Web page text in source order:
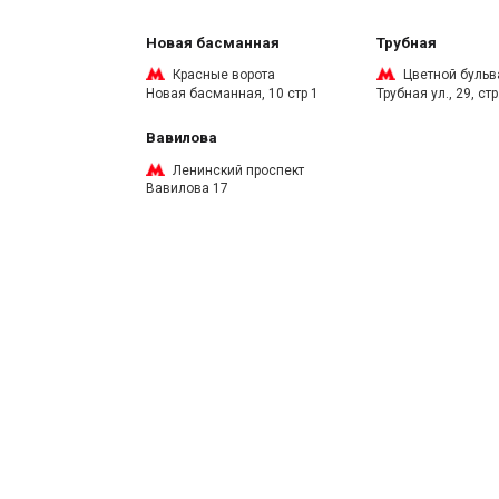
Новая басманная
Красные ворота
Новая басманная, 10 стр 1
Трубная
Цветной
Трубная ул., 29,
Вавилова
Ленинский проспект
Вавилова 17